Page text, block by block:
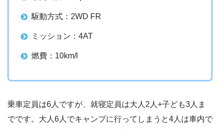
駆動方式：2WD FR
ミッション：4AT
燃費：10km/l
乗車定員は6人ですが、就寝定員は大人2人+子ども3人ま
でです。大人6人でキャンプに行ってしまうと4人は車内で